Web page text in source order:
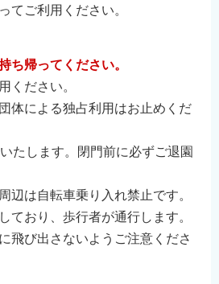
てご利用ください。
ち帰ってください。
ください。
体による独占利用はお止めくだ
たします。閉門前に必ずご退園
辺は自転車乗り入れ禁止です。
ており、歩行者が通行します。
飛び出さないようご注意くださ